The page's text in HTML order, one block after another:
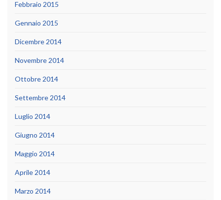
Febbraio 2015
Gennaio 2015
Dicembre 2014
Novembre 2014
Ottobre 2014
Settembre 2014
Luglio 2014
Giugno 2014
Maggio 2014
Aprile 2014
Marzo 2014